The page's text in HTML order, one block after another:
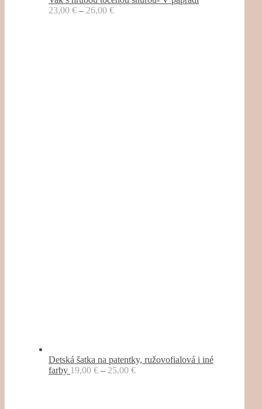
23,00 € – 26,00 €
Detská šatka na patentky, ružovofialová i iné
farby 19,00 € – 25,00 €